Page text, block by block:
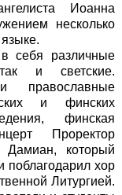
Иоанна
несколько
себя различные
и светские.
православные
и финских
финская
Проректор
Дамиан, который
поблагодарил хор
Литургией.